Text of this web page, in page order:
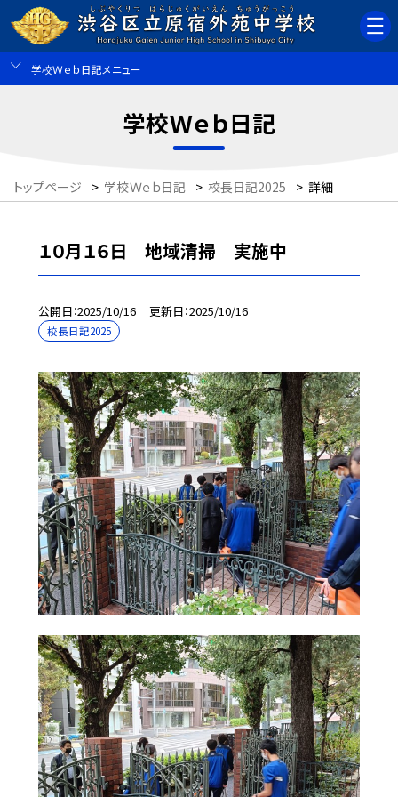
学校Ｗｅｂ日記メニュー
学校Ｗｅｂ日記
トップページ > 学校Ｗｅｂ日記 > 校長日記2025 > 詳細
１０月１６日 地域清掃 実施中
公開日 2025/10/16 更新日 2025/10/16
校長日記2025